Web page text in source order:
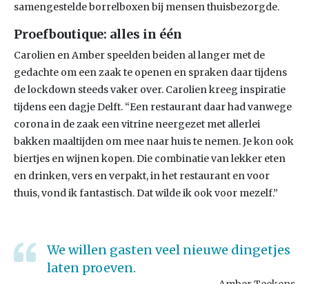
samengestelde borrelboxen bij mensen thuisbezorgde.
Proefboutique: alles in één
Carolien en Amber speelden beiden al langer met de
gedachte om een zaak te openen en spraken daar tijdens
de lockdown steeds vaker over. Carolien kreeg inspiratie
tijdens een dagje Delft. “Een restaurant daar had vanwege
corona in de zaak een vitrine neergezet met allerlei
bakken maaltijden om mee naar huis te nemen. Je kon ook
biertjes en wijnen kopen. Die combinatie van lekker eten
en drinken, vers en verpakt, in het restaurant en voor
thuis, vond ik fantastisch. Dat wilde ik ook voor mezelf.”
We willen gasten veel nieuwe dingetjes
laten proeven.